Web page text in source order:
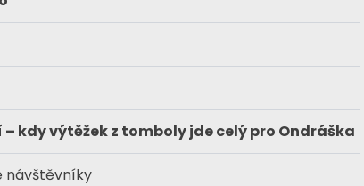
kdy výtěžek z tomboly jde celý pro Ondráška
návštěvníky